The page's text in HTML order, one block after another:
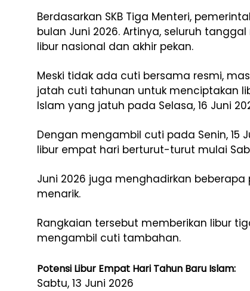
Berdasarkan SKB Tiga Menteri,
bulan Juni 2026. Artinya, seluruh
libur nasional dan akhir pekan.
Meski tidak ada cuti bersama resmi,
jatah cuti tahunan untuk menciptakan
Islam yang jatuh pada Selasa, 16 Juni
Dengan mengambil cuti pada Senin, 15
libur empat hari berturut-turut mulai
Juni 2026 juga menghadirkan
menarik.
Rangkaian tersebut memberikan libur
mengambil cuti tambahan.
Potensi Libur Empat Hari Tahun Baru Islam:
Sabtu, 13 Juni 2026